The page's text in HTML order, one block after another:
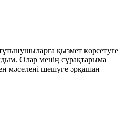
қызмет көрсетуге
Олар менің сұрақтарыма
мәселені шешуге әрқашан